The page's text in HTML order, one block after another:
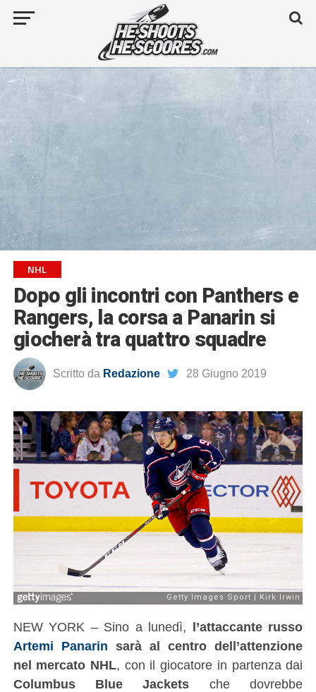
NHL
Dopo gli incontri con Panthers e
Rangers, la corsa a Panarin si
giocherà tra quattro squadre
Scritto da Redazione 28 Giugno 2019
NEW YORK – Sino a lunedì, l’attaccante russo
Artemi Panarin sarà al centro dell’attenzione
nel mercato NHL, con il giocatore in partenza dai
Columbus Blue Jackets che dovrebbe